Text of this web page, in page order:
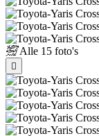
Alle 15 foto's